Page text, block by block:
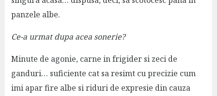
panzele albe.
Ce-a urmat dupa acea sonerie?
Minute de agonie, carne in frigider si zeci de
ganduri… suficiente cat sa resimt cu precizie cum
imi apar fire albe si riduri de expresie din cauza